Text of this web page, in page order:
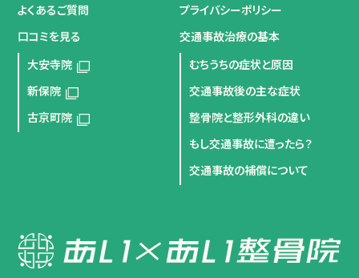
よくあるご質問
プライバシーポリシー
口コミを見る
大安寺院
新保院
古京町院
交通事故治療の基本
むちうちの症状と原因
交通事故後の主な症状
整骨院と整形外科の違い
もし交通事故に遭ったら？
交通事故の補償について